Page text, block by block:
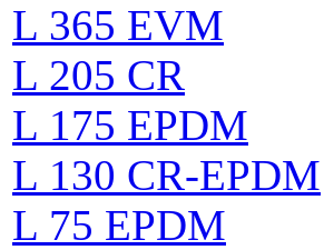
L 365 EVM
L 205 CR
L 175 EPDM
L 130 CR-EPDM
L 75 EPDM